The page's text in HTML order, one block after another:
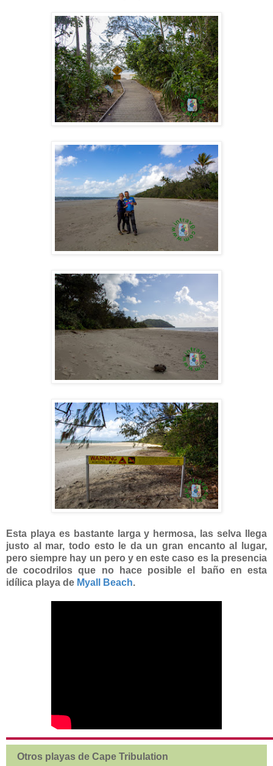
Esta playa es bastante larga y hermosa, las selva llega
justo al mar, todo esto le da un gran encanto al lugar,
pero siempre hay un pero y en este caso es la presencia
de cocodrilos que no hace posible el baño en esta
idílica playa de Myall Beach.
Otros playas de Cape Tribulation